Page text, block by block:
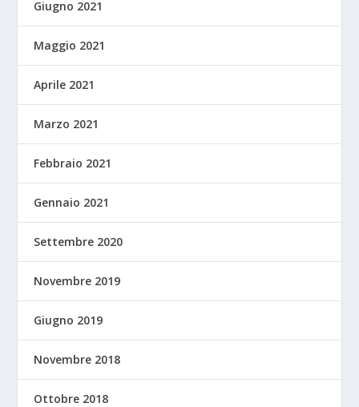
Giugno 2021
Maggio 2021
Aprile 2021
Marzo 2021
Febbraio 2021
Gennaio 2021
Settembre 2020
Novembre 2019
Giugno 2019
Novembre 2018
Ottobre 2018